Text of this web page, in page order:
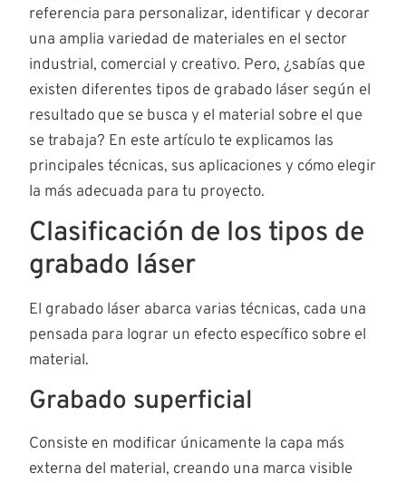
referencia para personalizar, identificar y decorar
una amplia variedad de materiales en el sector
industrial, comercial y creativo. Pero, ¿sabías que
existen diferentes tipos de grabado láser según el
resultado que se busca y el material sobre el que
se trabaja? En este artículo te explicamos las
principales técnicas, sus aplicaciones y cómo elegir
la más adecuada para tu proyecto.
Clasificación de los tipos de
grabado láser
El grabado láser abarca varias técnicas, cada una
pensada para lograr un efecto específico sobre el
material.
Grabado superficial
Consiste en modificar únicamente la capa más
externa del material, creando una marca visible